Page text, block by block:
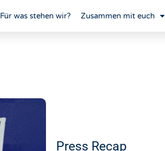
Für was stehen wir? Zusammen mit euch
Press Recap